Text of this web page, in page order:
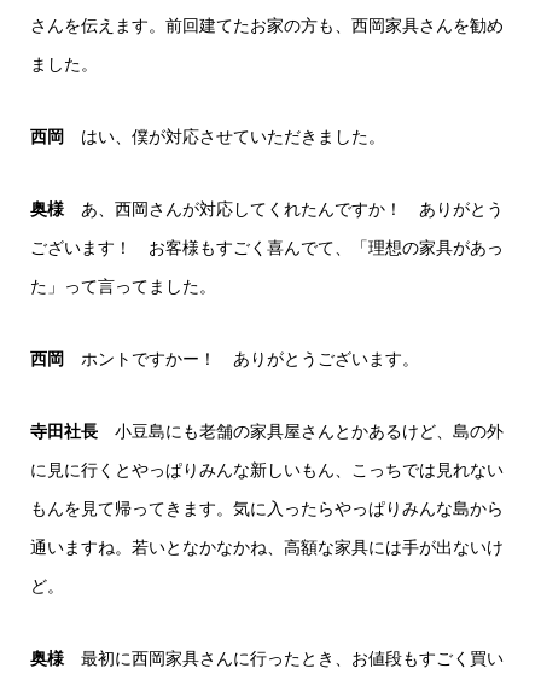
さんを伝えます。前回建てたお家の方も、西岡家具さんを勧め
ました。
西岡 はい、僕が対応させていただきました。
奥様 あ、西岡さんが対応してくれたんですか！ ありがとう
ございます！ お客様もすごく喜んでて、「理想の家具があっ
た」って言ってました。
西岡 ホントですかー！ ありがとうございます。
寺田社長 小豆島にも老舗の家具屋さんとかあるけど、島の外
に見に行くとやっぱりみんな新しいもん、こっちでは見れない
もんを見て帰ってきます。気に入ったらやっぱりみんな島から
通いますね。若いとなかなかね、高額な家具には手が出ないけ
ど。
奥様 最初に西岡家具さんに行ったとき、お値段もすごく買い